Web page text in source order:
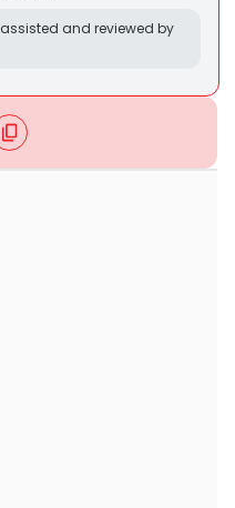
and reviewed by